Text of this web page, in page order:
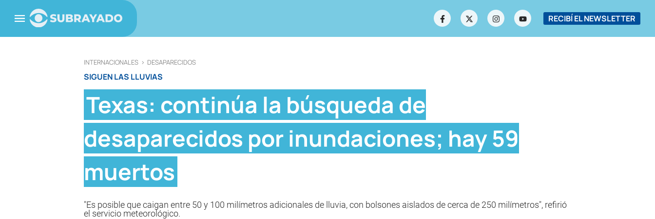
RECIBÍ EL NEWSLETTER
INTERNACIONALES > DESAPARECIDOS
SIGUEN LAS LLUVIAS
Texas: continúa la búsqueda de
desaparecidos por inundaciones; hay 59
muertos
"Es posible que caigan entre 50 y 100 milímetros adicionales de lluvia, con bolsones aislados de cerca de 250 milímetros", refirió
el servicio meteorológico.